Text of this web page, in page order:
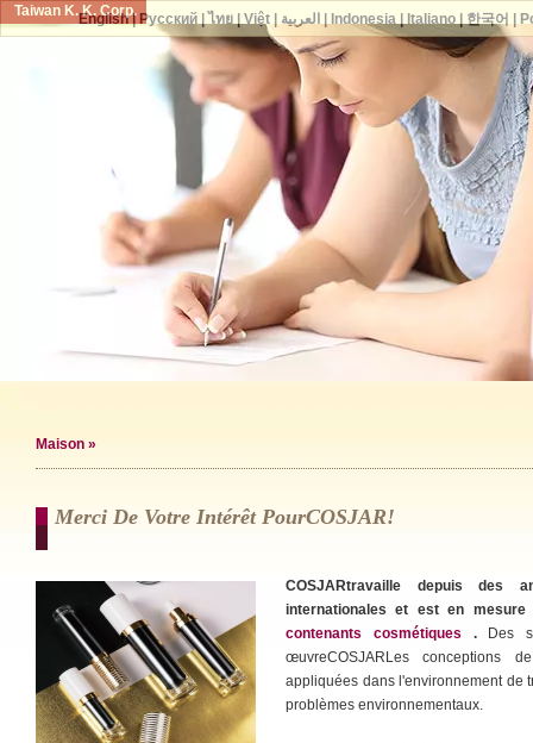
Taiwan K. K. Corp.
Maison »
Merci De Votre Intérêt PourCOSJAR!
COSJARtravaille depuis des
internationales et est en
contenants cosmétiques .Des
œuvreCOSJARLes conceptions
appliquées dans l'environnement de
problèmes environnementaux.
English| Русский| ไทย| Việt| العربية Indonesia| Italiano| 한국어